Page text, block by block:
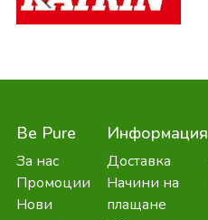
Be Pure
За нас
Промоции
Нови
Информация
Доставка
Начини на
плащане